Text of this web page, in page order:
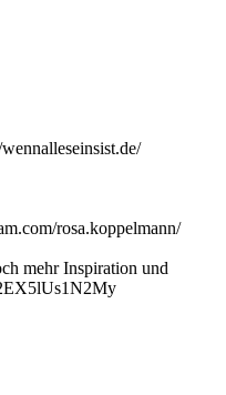
rosa.koppelmann/
mehr Inspiration und